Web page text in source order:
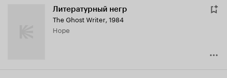
Литературный негр
The Ghost Writer, 1984
Hope